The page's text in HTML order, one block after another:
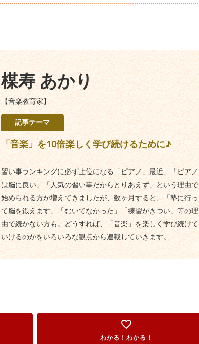
楳寿 あかり
【音楽教育家】
記事テーマ
「音楽」を10倍楽しく学び続けるために♪
習い事ランキングに必ず上位になる「ピアノ」最近、「ピアノ
は脳に良い」「人気の習い事だからとりあえず」という理由で
始められる方が増えてきましたが、数ヶ月すると、「塾に行っ
て脳を鍛えます」「むいてなかった」「練習がきつい」等の理
由で続かない方も。どうすれば、「音楽」を楽しく学び続けて
いけるのかをいろいろな観点から連載していきます。
favorite_border
わかる！わかる！